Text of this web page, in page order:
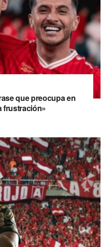
que preocupa en
frustración»